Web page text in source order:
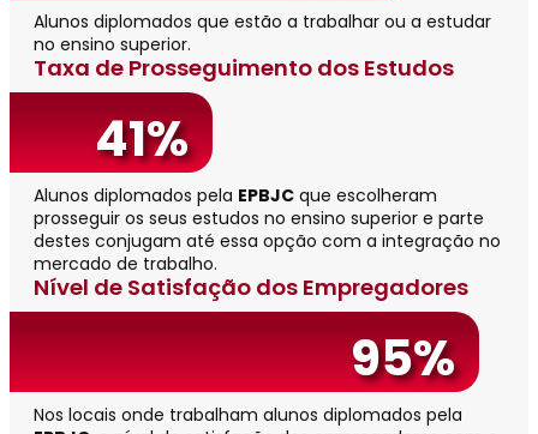
Alunos diplomados que estão a trabalhar ou a estudar
no ensino superior.
Taxa de Prosseguimento dos Estudos
41%
Alunos diplomados pela EPBJC que escolheram
prosseguir os seus estudos no ensino superior e parte
destes conjugam até essa opção com a integração no
mercado de trabalho.
Nível de Satisfação dos Empregadores
95%
Nos locais onde trabalham alunos diplomados pela